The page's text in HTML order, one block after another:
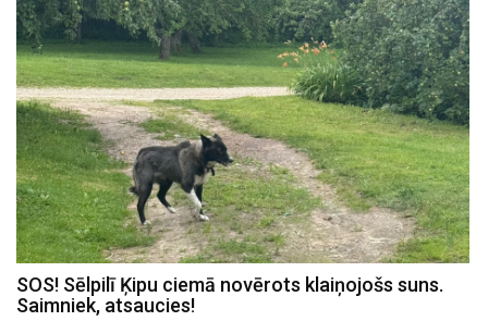
SOS! Sēlpilī Ķipu ciemā novērots klaiņojošs suns.
Saimniek, atsaucies!